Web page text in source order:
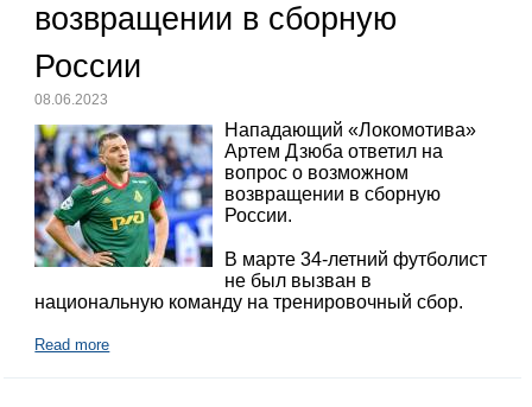
возвращении в сборную
России
08.06.2023
Нападающий «Локомотива»
Артем Дзюба ответил на
вопрос о возможном
возвращении в сборную
России.
В марте 34-летний футболист
не был вызван в
национальную команду на тренировочный сбор.
Read more